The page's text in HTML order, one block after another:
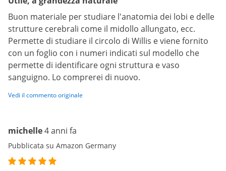
Buon materiale per studiare l'anatomia dei lobi e delle
strutture cerebrali come il midollo allungato, ecc.
Permette di studiare il circolo di Willis e viene fornito
con un foglio con i numeri indicati sul modello che
permette di identificare ogni struttura e vaso
sanguigno. Lo comprerei di nuovo.
Vedi il commento originale
michelle4 anni fa
Pubblicata su Amazon Germany